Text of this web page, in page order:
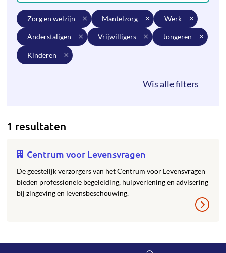
zorg en welzijn mantelzorg werk
anderstaligen vrijwilligers jongeren
kinderen
1 resultaten
Centrum voor Levensvragen
De geestelijk verzorgers van het Centrum voor Levensvragen
bieden professionele begeleiding, hulpverlening en advisering
bij zingeving en levensbeschouwing.